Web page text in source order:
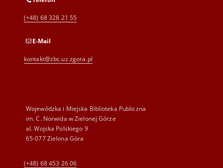
(+48) 68 328 21 55
E-Mail
kontakt@zbc.uz.zgora.pl
Wojewódzka i Miejska Biblioteka Publiczna
im. C. Norwida w Zielonej Górze
al. Wojska Polskiego 9
65-077 Zielona Góra
(+48) 68 453 26 06